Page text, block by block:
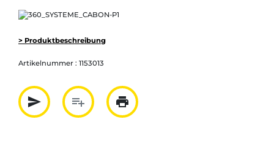
> Produktbeschreibung
Artikelnummer : 1153013
send
Partager par mail
playlist_add
Ajouter à la liste
print
Imprimer